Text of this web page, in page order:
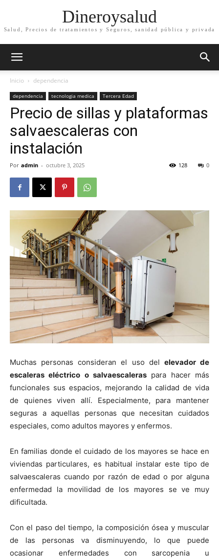
Dineroysalud
Salud, Precios de tratamientos y Seguros, sanidad pública y privada
Inicio dependencia
dependencia tecnologia medica Tercera Edad
Precio de sillas y plataformas
salvaescaleras con
instalación
Por admin - octubre 3, 2025 0
128
Muchas personas consideran el uso del elevador de
escaleras eléctrico o salvaescaleras para hacer más
funcionales sus espacios, mejorando la calidad de vida
de quienes viven allí. Especialmente, para mantener
seguras a aquellas personas que necesitan cuidados
especiales, como adultos mayores y enfermos.
En familias donde el cuidado de los mayores se hace en
viviendas particulares, es habitual instalar este tipo de
salvaescaleras cuando por razón de edad o por alguna
enfermedad la movilidad de los mayores se ve muy
dificultada.
Con el paso del tiempo, la composición ósea y muscular
de las personas va disminuyendo, lo que puede
ocasionar enfermedades con sarcopenia u